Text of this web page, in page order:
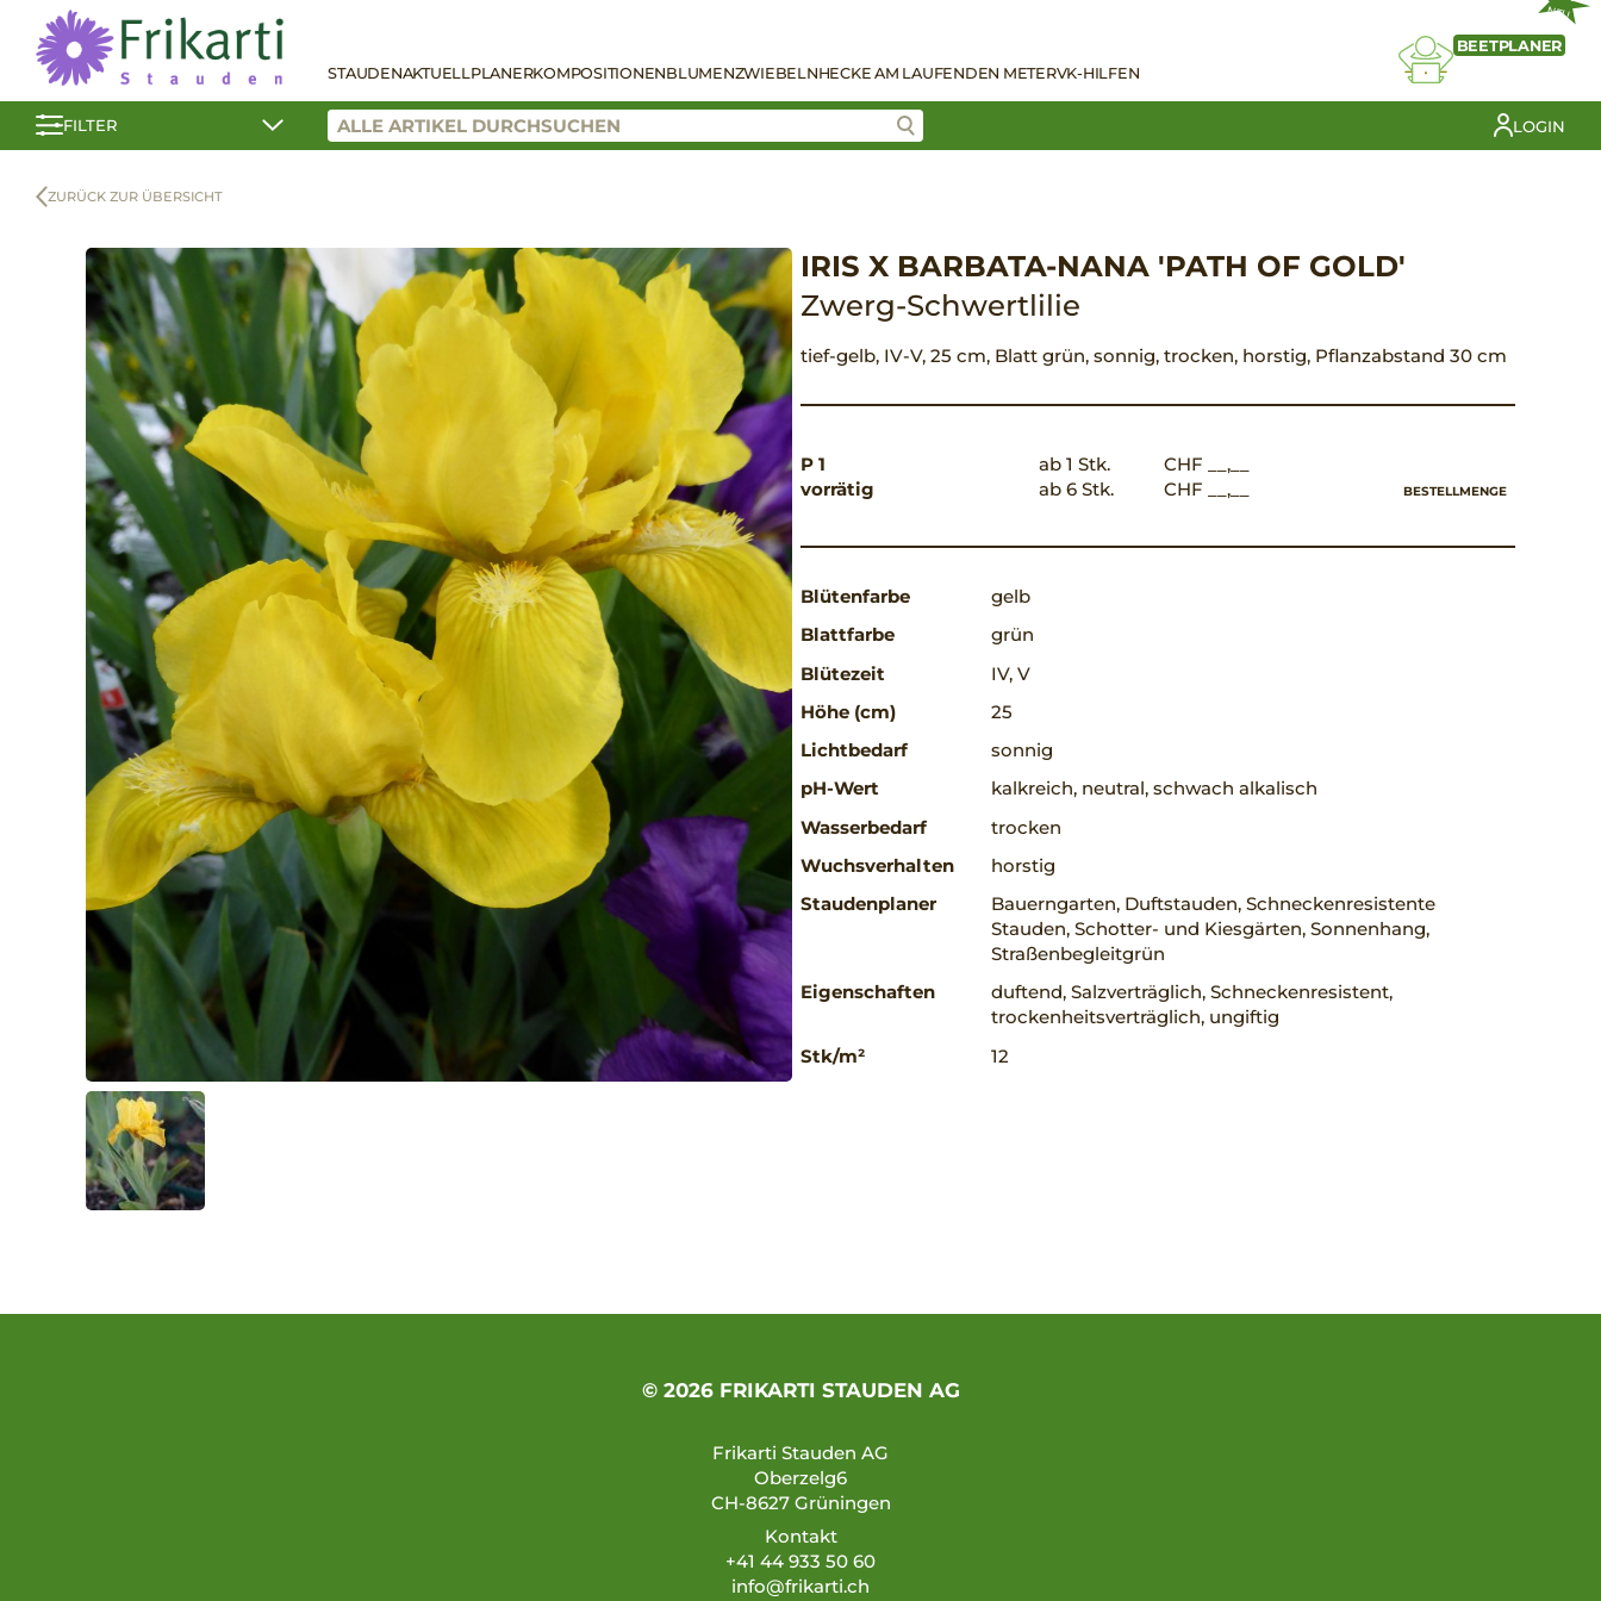
STAUDENAKTUELLPLANERKOMPOSITIONENBLUMENZWIEBELNHECKE AM LAUFENDEN METERVK-HILFEN
NEU
BEETPLANER
FILTER LOGIN
ZURÜCK ZUR ÜBERSICHT
IRIS X BARBATA-NANA 'PATH OF GOLD'
Zwerg-Schwertlilie
tief-gelb, IV-V, 25 cm, Blatt grün, sonnig, trocken, horstig, Pflanzabstand 30 cm
P 1
vorrätig
ab 1 Stk.
CHF __,__
ab 6 Stk.
CHF __,__ BESTELLMENGE
Blütenfarbe
gelb
Blattfarbe
grün
Blütezeit
IV, V
Höhe (cm)
25
Lichtbedarf
sonnig
pH-Wert
kalkreich, neutral, schwach alkalisch
Wasserbedarf
trocken
Wuchsverhalten
horstig
Staudenplaner
Bauerngarten, Duftstauden, Schneckenresistente
Stauden, Schotter- und Kiesgärten, Sonnenhang,
Straßenbegleitgrün
Eigenschaften
duftend, Salzverträglich, Schneckenresistent,
trockenheitsverträglich, ungiftig
Stk/m²
12
© 2026 FRIKARTI STAUDEN AG
Frikarti Stauden AG
Oberzelg6
CH-8627 Grüningen
Kontakt
+41 44 933 50 60
info@frikarti.ch